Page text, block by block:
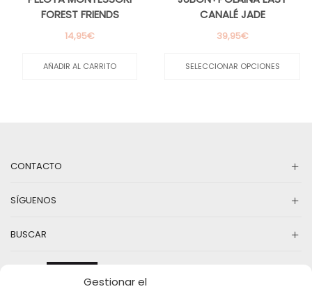
Gestionar el
FOREST FRIENDS
14,95€
AÑADIR AL CARRITO
CANALÉ JADE
39,95€
SELECCIONAR OPCIONES
CONTACTO
SÍGUENOS
BUSCAR